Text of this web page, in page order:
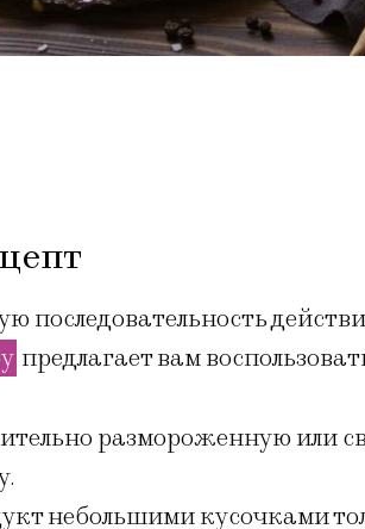
последовательность
предлагает вам
размороженную или
небольшими кусочками